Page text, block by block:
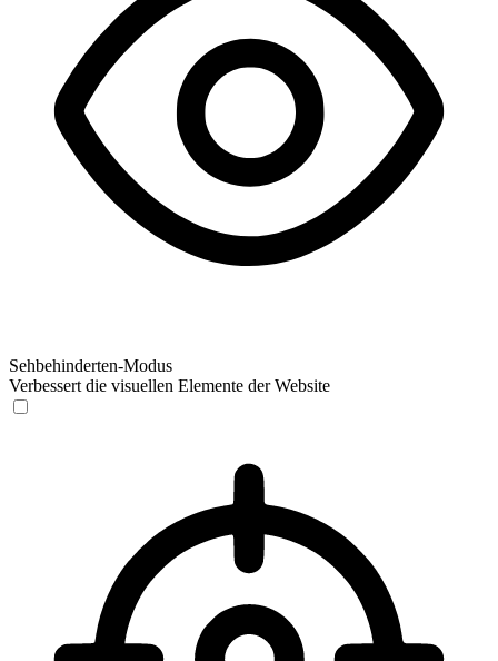
Sehbehinderten-Modus
Verbessert die visuellen Elemente der Website